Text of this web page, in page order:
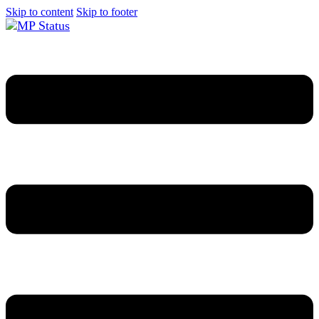
Skip to content Skip to footer